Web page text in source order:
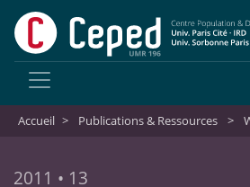
Accueil > Publications & Ressources >
2011 • 13